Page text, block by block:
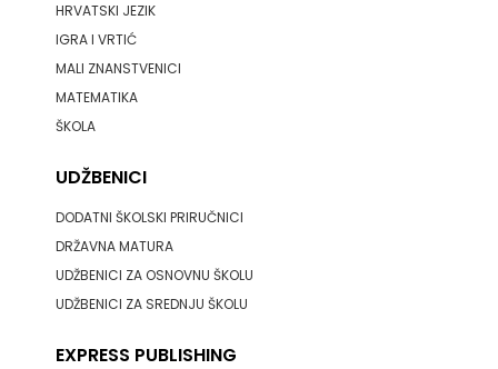
HRVATSKI JEZIK
IGRA I VRTIĆ
MALI ZNANSTVENICI
MATEMATIKA
ŠKOLA
UDŽBENICI
DODATNI ŠKOLSKI PRIRUČNICI
DRŽAVNA MATURA
UDŽBENICI ZA OSNOVNU ŠKOLU
UDŽBENICI ZA SREDNJU ŠKOLU
EXPRESS PUBLISHING